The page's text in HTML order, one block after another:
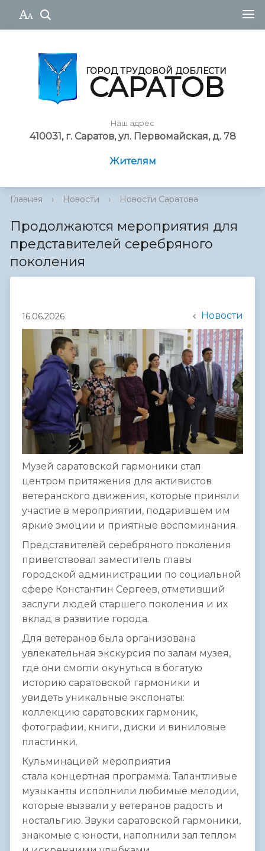
ГОРОД ТРУДОВОЙ ДОБЛЕСТИ
САРАТОВ
Наш адрес
410031, г. Саратов, ул. Первомайская, д. 78
Жителям
Главная › Новости › Новости Саратова
Продолжаются мероприятия для
представителей серебряного
поколения
16.06.2026 Новости
Музей саратовской гармоники стал
центром притяжения для активистов
ветеранского движения, которые приняли
участие в мероприятии, подарившем им
яркие эмоции и приятные воспоминания.
Представителей серебряного поколения
приветствовал заместитель главы
городской администрации по социальной
сфере Константин Сергеев, отметивший
заслуги людей старшего поколения и их
вклад в развитие города.
Для ветеранов была организована
увлекательная экскурсия по залам музея,
где они смогли окунуться в богатую
историю саратовской гармоники и
увидеть уникальные экспонаты:
коллекцию саратовских гармоник,
фотографии, книги, диски и виниловые
пластинки.
Кульминацией мероприятия
стала концертная программа. Талантливые
музыканты исполнили любимые мелодии,
которые вызвали у ветеранов радость и
ностальгию. Звуки саратовской гармоники,
знакомые с юности, наполнили зал теплом